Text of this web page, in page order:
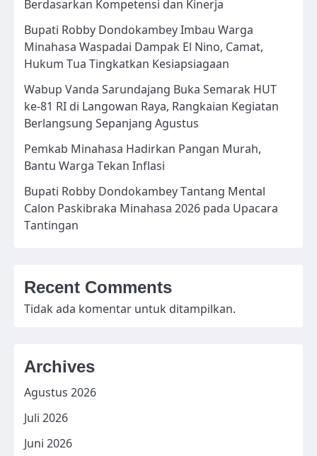
Berdasarkan Kompetensi dan Kinerja
Bupati Robby Dondokambey Imbau Warga
Minahasa Waspadai Dampak El Nino, Camat,
Hukum Tua Tingkatkan Kesiapsiagaan
Wabup Vanda Sarundajang Buka Semarak HUT
ke-81 RI di Langowan Raya, Rangkaian Kegiatan
Berlangsung Sepanjang Agustus
Pemkab Minahasa Hadirkan Pangan Murah,
Bantu Warga Tekan Inflasi
Bupati Robby Dondokambey Tantang Mental
Calon Paskibraka Minahasa 2026 pada Upacara
Tantingan
Recent Comments
Tidak ada komentar untuk ditampilkan.
Archives
Agustus 2026
Juli 2026
Juni 2026